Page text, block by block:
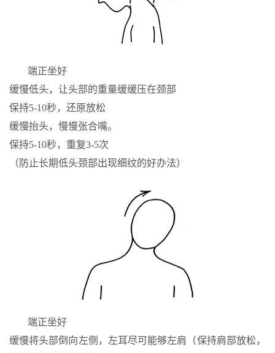
端正坐好
缓慢低头，让头部的重量缓缓压在颈部
保持5-10秒，还原放松
缓慢抬头，慢慢张合嘴。
保持5-10秒，重复3-5次
（防止长期低头颈部出现细纹的好办法）
端正坐好
缓慢将头部倒向左侧，左耳尽可能够左肩（保持肩部放松，